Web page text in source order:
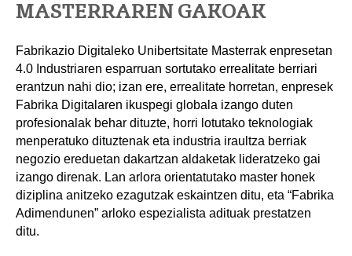
MASTERRAREN GAKOAK
Fabrikazio Digitaleko Unibertsitate Masterrak enpresetan
4.0 Industriaren esparruan sortutako errealitate berriari
erantzun nahi dio; izan ere, errealitate horretan, enpresek
Fabrika Digitalaren ikuspegi globala izango duten
profesionalak behar dituzte, horri lotutako teknologiak
menperatuko dituztenak eta industria iraultza berriak
negozio ereduetan dakartzan aldaketak lideratzeko gai
izango direnak. Lan arlora orientatutako master honek
diziplina anitzeko ezagutzak eskaintzen ditu, eta “Fabrika
Adimendunen” arloko espezialista adituak prestatzen
ditu.